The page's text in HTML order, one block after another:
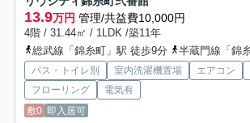
13.9万円 管理/共益費10,000円
4階 / 31.44㎡ / 1LDK /築11年
総武線「錦糸町」駅 徒歩9分
半蔵門線「錦
バス・トイレ別 室内洗濯機置場 エアコン
フローリング
電気有
敷0 即入居可